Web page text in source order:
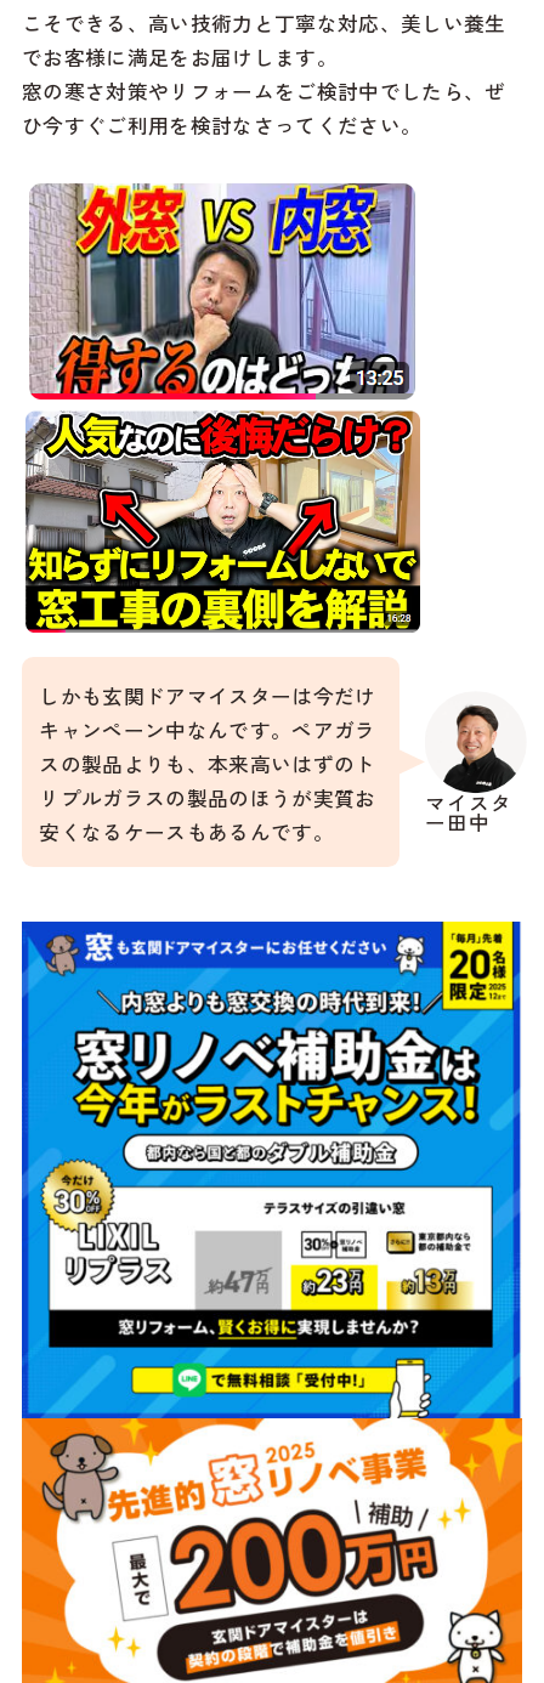
こそできる、高い技術力と丁寧な対応、美しい養生
でお客様に満足をお届けします。
窓の寒さ対策やリフォームをご検討中でしたら、ぜ
ひ今すぐご利用を検討なさってください。
マイスタ
ー田中
しかも玄関ドアマイスターは今だけ
キャンペーン中なんです。ペアガラ
スの製品よりも、本来高いはずのト
リプルガラスの製品のほうが実質お
安くなるケースもあるんです。